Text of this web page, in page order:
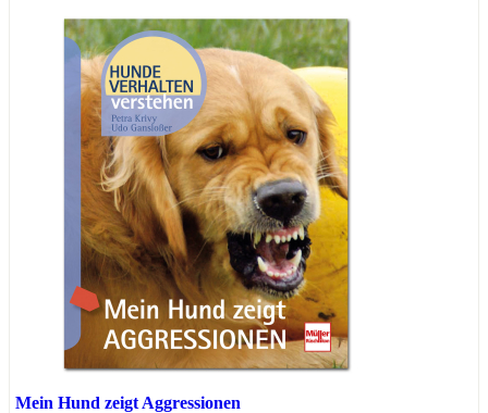
Mein Hund zeigt Aggressionen